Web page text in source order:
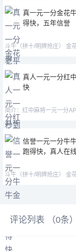
真一元一分金花
得快，五年信誉
斗牛（拼十/明牌抢庄） 金花 跑得快 血
战麻将 德州扑克➕
真人一元一分红
快
简介：红中麻将一元一分
准微—mj33656—mimi15
信誉一元一分牛
跑得快，真人在
斗牛（拼十/明牌抢庄） 金花 跑得快 血
战麻将 德州扑克➕
评论列表 （0条）